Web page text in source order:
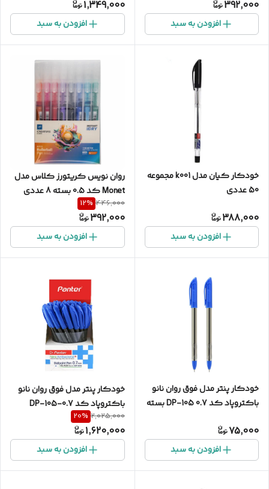
392,000
افزودن به سبد
1,349,000
افزودن به سبد
خودکار کیان مدل k001 مجموعه
50 عددی
388,000
افزودن به سبد
روان نویس کریتورز کلاس مدل
Monet کد 0.5 بسته 8 عددی
446,000
12%
392,000
افزودن به سبد
خودکار پنتر مدل فوق روان نانو
باکتروپاد کد DP-105 0.7 بسته
75,000
افزودن به سبد
خودکار پنتر مدل فوق روان نانو
باکتروپاد کد 0.7-DP-105
بسته 50 عددی
2,025,000
20%
1,620,000
افزودن به سبد